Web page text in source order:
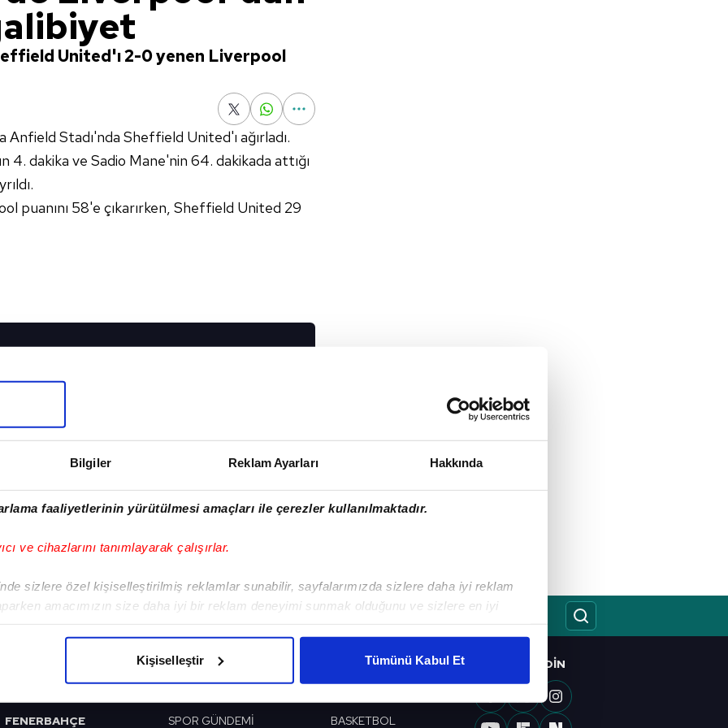
Bilgiler Reklam Ayarları Hakkında
faaliyetlerinin yürütülmesi amaçları ile çerezler kullanılmaktadır.
ve cihazlarını tanımlayarak çalışırlar.
sizlere özel kişiselleştirilmiş reklamlar sunabilir, sayfalarımızda sizlere daha iyi reklam
amacımızın size daha iyi bir reklam deneyimi sunmak olduğunu ve sizlere en iyi
çerezlere izin vermedikleri takdirde, kullanıcılara hedefli reklamlar gösterilmeyecektir."
için İnternet Sitemizde kendimize ve üçüncü kişilere ait çerezler kullanılmaktadır. Bu
Kişiselleştir Tümünü Kabul Et
United'ı 2-0 yenen Liverpool
Stadı'nda Sheffield United'ı ağırladı.
4. dakika ve Sadio Mane'nin 64. dakikada attığı
puanını 58'e çıkarırken, Sheffield United 29
Sonraki Haber
kapattı
FENERBAHÇE
PROGRAMLAR
SPOR GÜNDEMİ
VIDEO
BASKETBOL
BIZI TAKIP EDIN